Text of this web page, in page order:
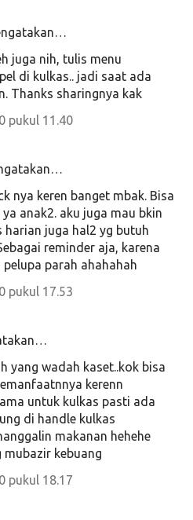
juga nih, tulis menu
di kulkas.. jadi saat ada
Thanks sharingnya kak
pukul 11.40
nya keren banget mbak. Bisa
anak2. aku juga mau bkin
juga hal2 yg butuh
reminder aja, karena
parah ahahahah
pukul 17.53
yang wadah kaset..kok bisa
kerenn
untuk kulkas pasti ada
di handle kulkas
makanan hehehe
kebuang
pukul 18.17